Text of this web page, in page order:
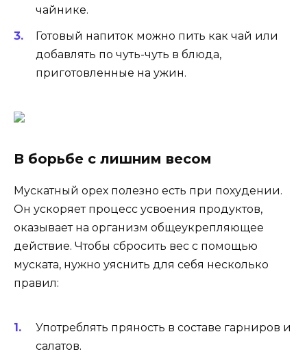
чайнике.
Готовый напиток можно пить как чай или
добавлять по чуть-чуть в блюда,
приготовленные на ужин.
В борьбе с лишним весом
Мускатный орех полезно есть при похудении.
Он ускоряет процесс усвоения продуктов,
оказывает на организм общеукрепляющее
действие. Чтобы сбросить вес с помощью
муската, нужно уяснить для себя несколько
правил:
Употреблять пряность в составе гарниров и
салатов.